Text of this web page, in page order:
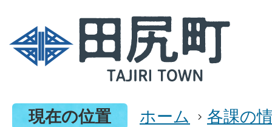
現在の位置 ホーム 各課の